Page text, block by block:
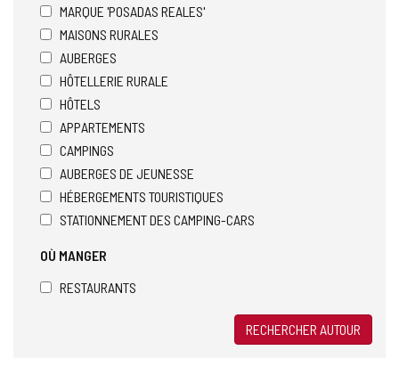
MARQUE 'POSADAS REALES'
MAISONS RURALES
AUBERGES
HÔTELLERIE RURALE
HÔTELS
APPARTEMENTS
CAMPINGS
AUBERGES DE JEUNESSE
HÉBERGEMENTS TOURISTIQUES
STATIONNEMENT DES CAMPING-CARS
OÙ MANGER
RESTAURANTS
RECHERCHER AUTOUR